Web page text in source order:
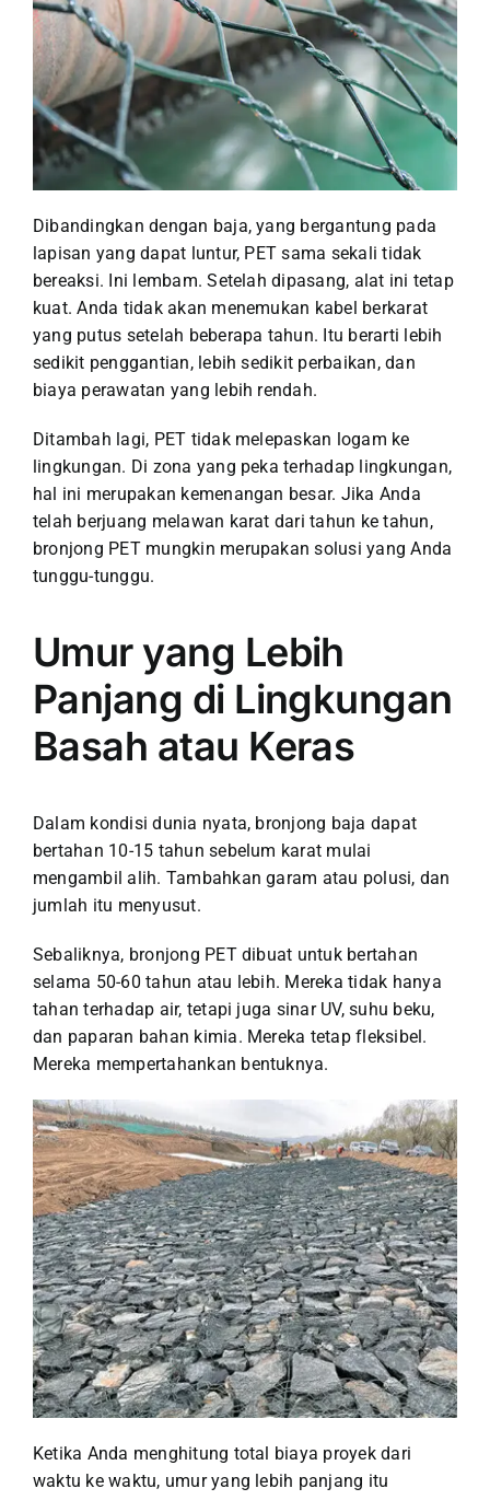
Dibandingkan dengan baja, yang bergantung pada
lapisan yang dapat luntur, PET sama sekali tidak
bereaksi. Ini lembam. Setelah dipasang, alat ini tetap
kuat. Anda tidak akan menemukan kabel berkarat
yang putus setelah beberapa tahun. Itu berarti lebih
sedikit penggantian, lebih sedikit perbaikan, dan
biaya perawatan yang lebih rendah.
Ditambah lagi, PET tidak melepaskan logam ke
lingkungan. Di zona yang peka terhadap lingkungan,
hal ini merupakan kemenangan besar. Jika Anda
telah berjuang melawan karat dari tahun ke tahun,
bronjong PET mungkin merupakan solusi yang Anda
tunggu-tunggu.
Umur yang Lebih
Panjang di Lingkungan
Basah atau Keras
Dalam kondisi dunia nyata, bronjong baja dapat
bertahan 10-15 tahun sebelum karat mulai
mengambil alih. Tambahkan garam atau polusi, dan
jumlah itu menyusut.
Sebaliknya, bronjong PET dibuat untuk bertahan
selama 50-60 tahun atau lebih. Mereka tidak hanya
tahan terhadap air, tetapi juga sinar UV, suhu beku,
dan paparan bahan kimia. Mereka tetap fleksibel.
Mereka mempertahankan bentuknya.
Ketika Anda menghitung total biaya proyek dari
waktu ke waktu, umur yang lebih panjang itu